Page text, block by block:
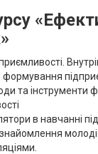
та інструменти
в навчанні
молоді